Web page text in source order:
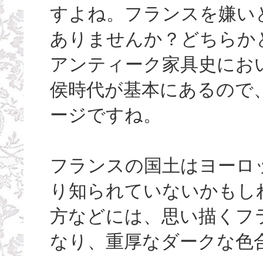
すよね。フランスを嫌
ありませんか？どちら
アンティーク家具史に
侯時代が基本にあるので
ージですね。
フランスの国土はヨー
り知られていないかも
方などには、思い描く
なり、重厚なダークな色